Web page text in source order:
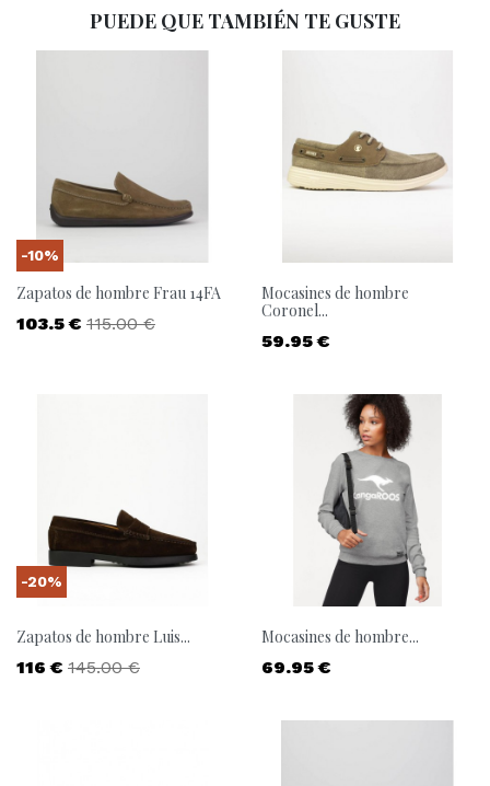
PUEDE QUE TAMBIÉN TE GUSTE
Zapatos de hombre Frau 14FA
Precio
103.5 € Precio base
115.00 €
-10%
Mocasines de hombre
Coronel...
Precio
59.95 €
Zapatos de hombre Luis...
Precio
116 € Precio base
145.00 €
-20%
Mocasines de hombre...
Precio
69.95 €